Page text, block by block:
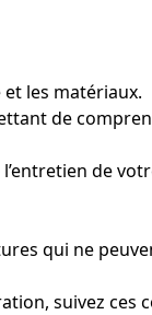
les matériaux.
de
de
qui ne
suivez ces